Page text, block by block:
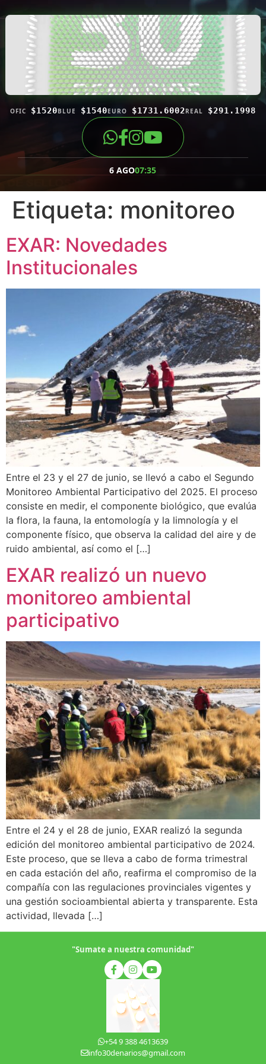
OFIC $1520BLUE $1540EURO $1731.6002REAL $291.1998
6 AGO07:35
Etiqueta: monitoreo
EXAR: Novedades
Institucionales
Entre el 23 y el 27 de junio, se llevó a cabo el Segundo
Monitoreo Ambiental Participativo del 2025. El proceso
consiste en medir, el componente biológico, que evalúa
la flora, la fauna, la entomología y la limnología y el
componente físico, que observa la calidad del aire y de
ruido ambiental, así como el […]
EXAR realizó un nuevo
monitoreo ambiental
participativo
Entre el 24 y el 28 de junio, EXAR realizó la segunda
edición del monitoreo ambiental participativo de 2024.
Este proceso, que se lleva a cabo de forma trimestral
en cada estación del año, reafirma el compromiso de la
compañía con las regulaciones provinciales vigentes y
una gestión socioambiental abierta y transparente. Esta
actividad, llevada […]
"Sumate a nuestra comunidad"
+54 9 388 4613639
info30denarios@gmail.com